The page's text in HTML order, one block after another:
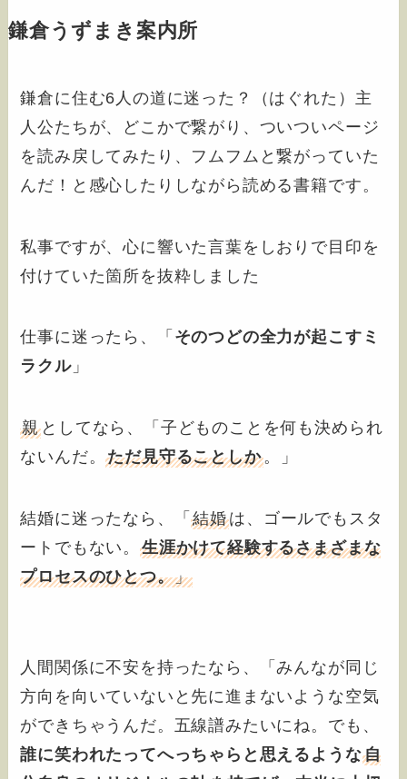
鎌倉うずまき案内所
鎌倉に住む6人の道に迷った？（はぐれた）主
人公たちが、どこかで繋がり、ついついページ
を読み戻してみたり、フムフムと繋がっていた
んだ！と感心したりしながら読める書籍です。
私事ですが、心に響いた言葉をしおりで目印を
付けていた箇所を抜粋しました
仕事に迷ったら、「 そのつどの全力が起こすミ
ラクル」
親 としてなら、「子どものことを何も決められ
ないんだ。ただ見守ることしか。」
結婚に迷ったなら、「結婚は、ゴールでもスタ
ートでもない。生涯かけて経験するさまざまな
プロセスのひとつ。」
人間関係に不安を持ったなら、「みんなが同じ
方向を向いていないと先に進まないような空気
ができちゃうんだ。五線譜みたいにね。でも、
誰に笑われたってへっちゃらと思えるような自